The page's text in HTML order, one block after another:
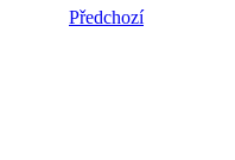
Předchozí